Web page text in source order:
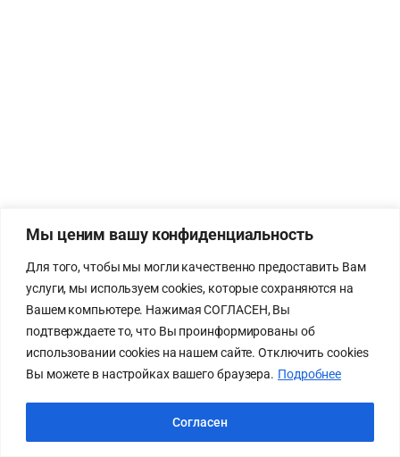
Мы ценим вашу конфиденциальность
Для того, чтобы мы могли качественно предоставить Вам
услуги, мы используем cookies, которые сохраняются на
Вашем компьютере. Нажимая СОГЛАСЕН, Вы
подтверждаете то, что Вы проинформированы об
использовании cookies на нашем сайте. Отключить cookies
Вы можете в настройках вашего браузера. Подробнее
Согласен